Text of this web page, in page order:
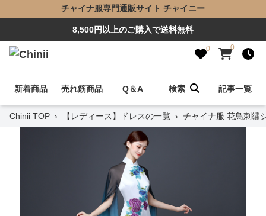
チャイナ服専門通販サイト チャイニー
8,500円以上のご購入で送料無料
0 0
新着商品 売れ筋商品 Q＆A 検索 記事一覧
Chinii TOP › 【レディース】ドレスの一覧 › チャイナ服 花鳥刺繍